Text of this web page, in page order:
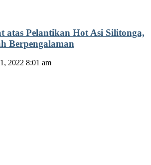
atas Pelantikan Hot Asi Silitonga,
Berpengalaman
2022 8:01 am